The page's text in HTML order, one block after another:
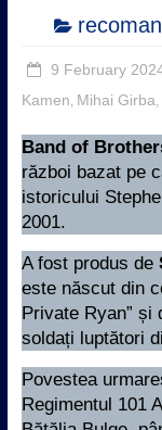
9 February
Kamen Mihai Girba
Band of
război bazat pe
istoricului
2001.
A fost produs de
este născut din
Private Ryan” și
soldați luptători
Povestea
Regimentul 101